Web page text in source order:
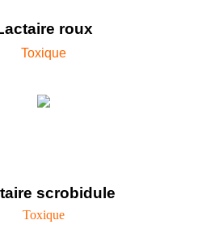
roux
Toxique
scrobidule
Toxique